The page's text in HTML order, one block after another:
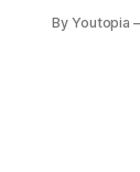
de 10 a 14
By Youtopia